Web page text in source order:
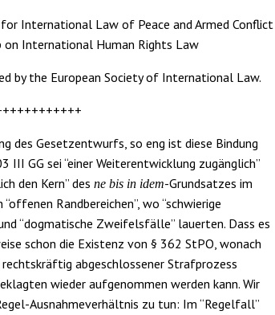
International Law of Peace and Armed Conflict
on International Human Rights Law
by the European Society of International Law.
des Gesetzentwurfs, so eng ist diese Bindung
III GG sei “einer Weiterentwicklung zugänglich”
den Kern” des ne bis in idem-Grundsatzes im
Randbereichen”, wo “schwierige
“dogmatische Zweifelsfälle” lauerten. Dass es
schon die Existenz von § 362 StPO, wonach
rechtskräftig abgeschlossener Strafprozess
wieder aufgenommen werden kann. Wir
Ausnahmeverhältnis zu tun: Im “Regelfall”